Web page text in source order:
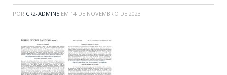
POR CR2-ADMIN5 EM 14 DE NOVEMBRO DE 2023